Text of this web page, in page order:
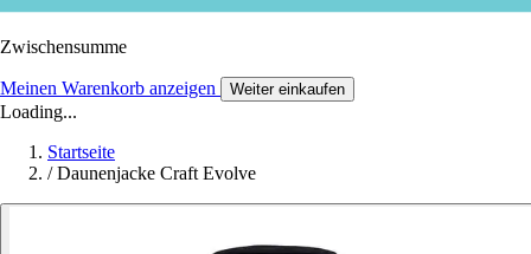
Zwischensumme
Meinen Warenkorb anzeigen Weiter einkaufen
Loading...
Startseite
/ Daunenjacke Craft Evolve